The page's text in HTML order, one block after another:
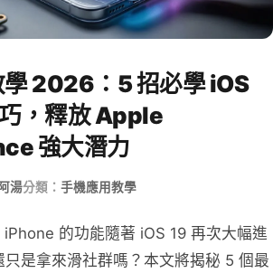
2026：5 招必學 iOS
，釋放 Apple
強大潛力
阿湯分類： 手機應用教學
的功能隨著 iOS 19 再次大幅進
只是拿來滑社群嗎？本文將揭秘 5 個最